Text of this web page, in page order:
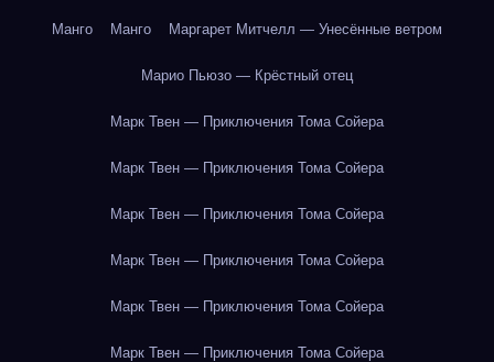
Манго Манго Маргарет Митчелл — Унесённые ветром
Марио Пьюзо — Крёстный отец
Марк Твен — Приключения Тома Сойера
Марк Твен — Приключения Тома Сойера
Марк Твен — Приключения Тома Сойера
Марк Твен — Приключения Тома Сойера
Марк Твен — Приключения Тома Сойера
Марк Твен — Приключения Тома Сойера